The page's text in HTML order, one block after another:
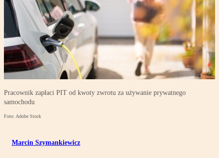
Pracownik zapłaci PIT od kwoty zwrotu za używanie prywatnego
samochodu
Foto: Adobe Stock
Marcin Szymankiewicz